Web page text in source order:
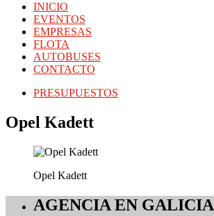
INICIO
EVENTOS
EMPRESAS
FLOTA
AUTOBUSES
CONTACTO
PRESUPUESTOS
Opel Kadett
Opel Kadett
AGENCIA EN GALICIA